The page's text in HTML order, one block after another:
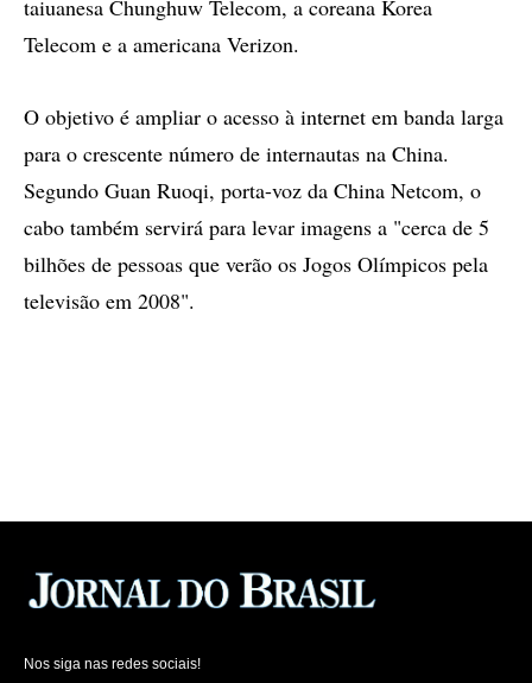
taiuanesa Chunghuw Telecom, a coreana Korea
Telecom e a americana Verizon.
O objetivo é ampliar o acesso à internet em banda larga
para o crescente número de internautas na China.
Segundo Guan Ruoqi, porta-voz da China Netcom, o
cabo também servirá para levar imagens a "cerca de 5
bilhões de pessoas que verão os Jogos Olímpicos pela
televisão em 2008".
Nos siga nas redes sociais!